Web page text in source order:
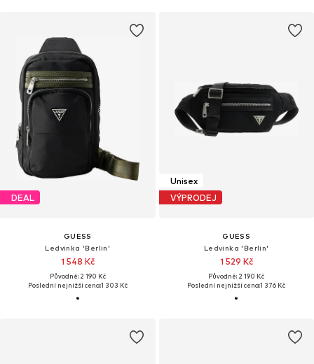
DEAL
GUESS
Ledvinka 'Berlin'
1 548 Kč
Původně: 2 190 Kč
Poslední nejnižší cena:1 303 Kč
Unisex
VÝPRODEJ
GUESS
Ledvinka 'Berlin'
1 529 Kč
Původně: 2 190 Kč
Poslední nejnižší cena:1 376 Kč